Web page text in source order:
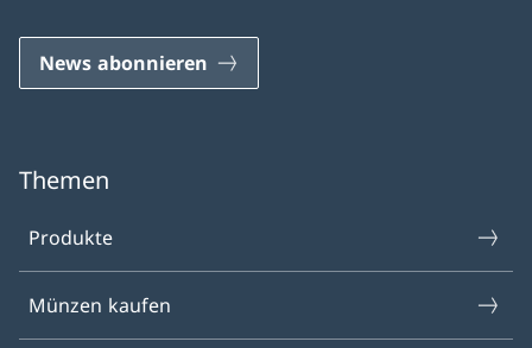
News abonnieren
Themen
Produkte
Münzen kaufen